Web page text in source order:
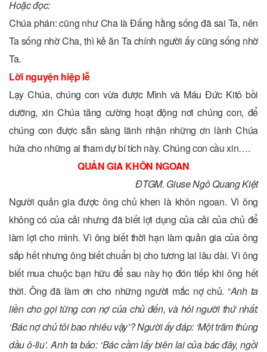
Hoặc đọc:
Chúa phán: cũng như Cha là Đấng hằng sống đã sai Ta, nên
Ta sống nhờ Cha, thì kẻ ăn Ta chính người ấy cũng sống nhờ
Ta.
Lời nguyện hiệp lễ
Lạy Chúa, chúng con vừa được Mình và Máu Ðức Kitô bồi
dưỡng, xin Chúa tăng cường hoạt động nơi chúng con, để
chúng con được sẵn sàng lãnh nhận những ơn lành Chúa
hứa cho những ai tham dự bí tích này. Chúng con cầu xin….
QUẢN GIA KHÔN NGOAN
ĐTGM. Giuse Ngô Quang Kiệt
Người quản gia được ông chủ khen là khôn ngoan. Vì ông
không có của cải nhưng đã biết lợi dụng của cải của chủ để
làm lợi cho mình. Vì ông biết thời hạn làm quản gia của ông
sắp hết nhưng ông biết chuẩn bị cho tương lai lâu dài. Vì ông
biết mua chuộc bạn hữu để sau này họ đón tiếp khi ông hết
thời. Ông đã làm ơn cho những người mắc nợ chủ. “Anh ta
liền cho gọi từng con nợ của chủ đến, và hỏi người thứ nhất:
‘Bác nợ chủ tôi bao nhiêu vậy’? Người ấy đáp: ‘Một trăm thùng
dầu ô-liu’. Anh ta bảo: ‘Bác cầm lấy biên lai của bác đây, ngồi